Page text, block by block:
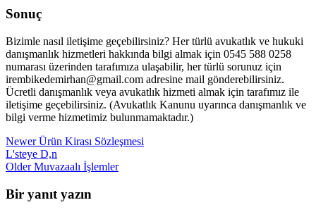
Sonuç
Bizimle nasıl iletişime geçebilirsiniz? Her türlü avukatlık ve hukuki
danışmanlık hizmetleri hakkında bilgi almak için 0545 588 0258
numarası üzerinden tarafımıza ulaşabilir, her türlü sorunuz için
irembikedemirhan@gmail.com adresine mail gönderebilirsiniz.
Ücretli danışmanlık veya avukatlık hizmeti almak için tarafımız ile
iletişime geçebilirsiniz. (Avukatlık Kanunu uyarınca danışmanlık ve
bilgi verme hizmetimiz bulunmamaktadır.)
Newer Ürün Kirası Sözleşmesi
L'steye D,n
Older Muvazaalı İşlemler
Bir yanıt yazın